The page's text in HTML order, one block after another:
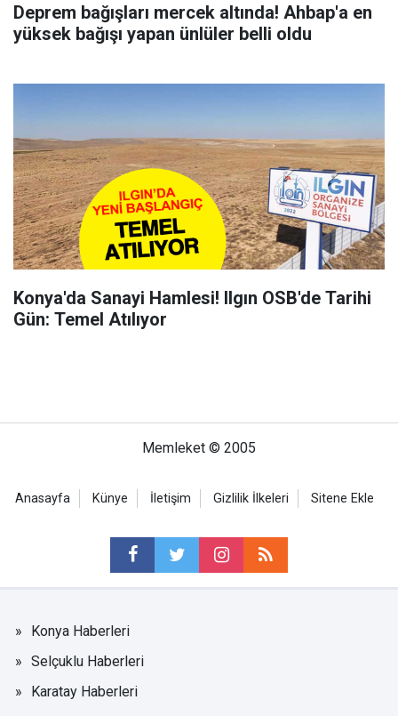
Deprem bağışları mercek altında! Ahbap'a en
yüksek bağışı yapan ünlüler belli oldu
Konya'da Sanayi Hamlesi! Ilgın OSB'de Tarihi
Gün: Temel Atılıyor
Memleket © 2005
Anasayfa Künye İletişim Gizlilik İlkeleri Sitene Ekle
Konya Haberleri
Selçuklu Haberleri
Karatay Haberleri